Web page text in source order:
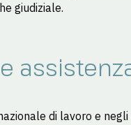
giudiziale.
di lavoro e